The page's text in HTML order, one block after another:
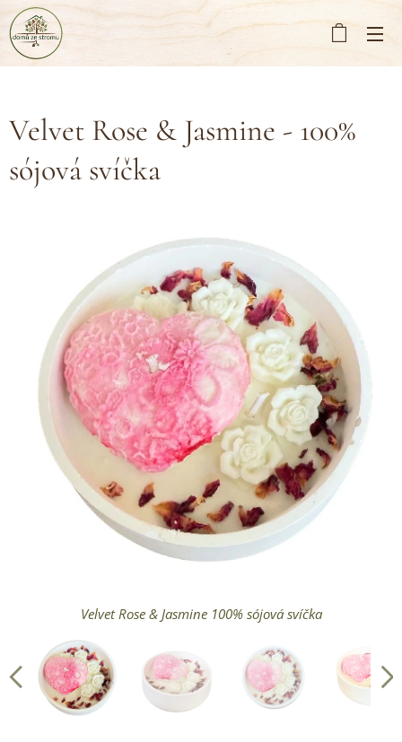
Velvet Rose & Jasmine - 100%
sójová svíčka
Velvet Rose & Jasmine 100% sójová svíčka
Velvet Rose & Jasmine handmade sójová svíčka
Velvet Rose & Jasmine - každý kus je originál
Velvet Rose & Jasmine ruční výroba